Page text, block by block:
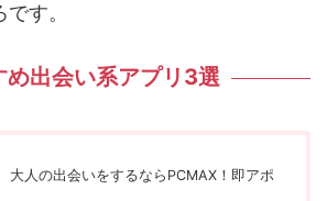
す。
め出会い系アプリ3選
大人の出会いをするならPCMAX！即アポ